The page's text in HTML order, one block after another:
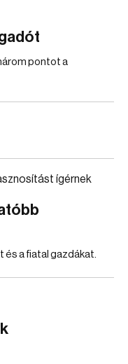
pontot a
a fiatal gazdákat.